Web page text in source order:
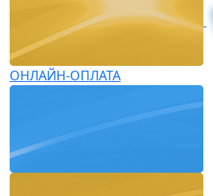
ОНЛАЙН-ОПЛАТА